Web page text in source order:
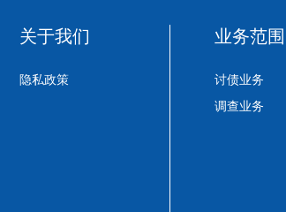
关于我们
隐私政策
业务范围
讨债业务
调查业务